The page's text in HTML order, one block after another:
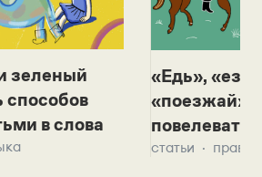
зеленый
способов
в слова
«Едь»,
«поезжай»?
повелевать
статьи